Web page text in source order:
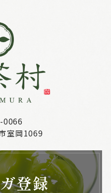
0066
室岡1069